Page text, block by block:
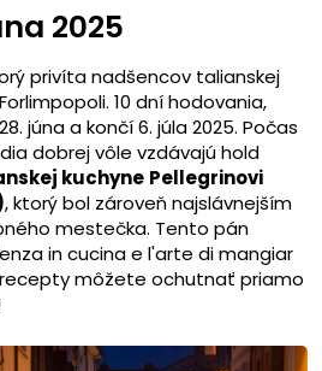
2025
privíta nadšencov talianskej
10 dní hodovania,
júna a končí 6. júla 2025. Počas
dobrej vôle vzdávajú hold
kuchyne Pellegrinovi
, ktorý bol zároveň najslávnejším
mestečka. Tento pán
in cucina e l'arte di mangiar
môžete ochutnať priamo